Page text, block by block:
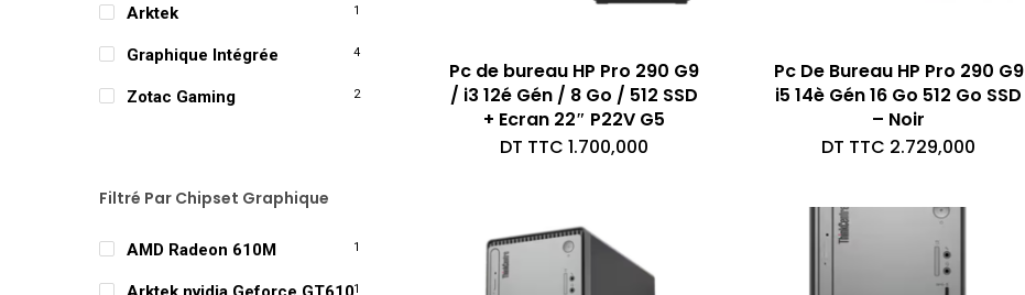
Arktek 1
Graphique Intégrée 4
Zotac Gaming 2
Filtré Par Chipset Graphique
AMD Radeon 610M 1
1
Pc de bureau HP Pro 290 G9
/ i3 12é Gén / 8 Go / 512 SSD
+ Ecran 22″ P22V G5
DT TTC 1.700,000
Pc De Bureau HP Pro 290 G9
i5 14è Gén 16 Go 512 Go SSD
– Noir
DT TTC 2.729,000